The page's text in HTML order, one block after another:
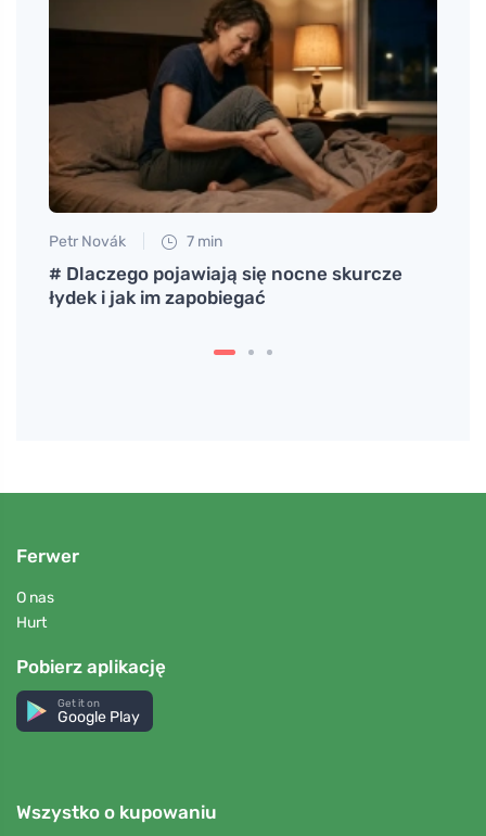
Petr Novák 7 min
# Dlaczego pojawiają się nocne skurcze
łydek i jak im zapobiegać
Ferwer
O nas
Hurt
Pobierz aplikację
Get it on
Google Play
Wszystko o kupowaniu